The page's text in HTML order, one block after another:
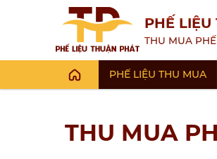
PHẾ
THU MUA
PHẾ LIỆU THU MUA
THU MUA